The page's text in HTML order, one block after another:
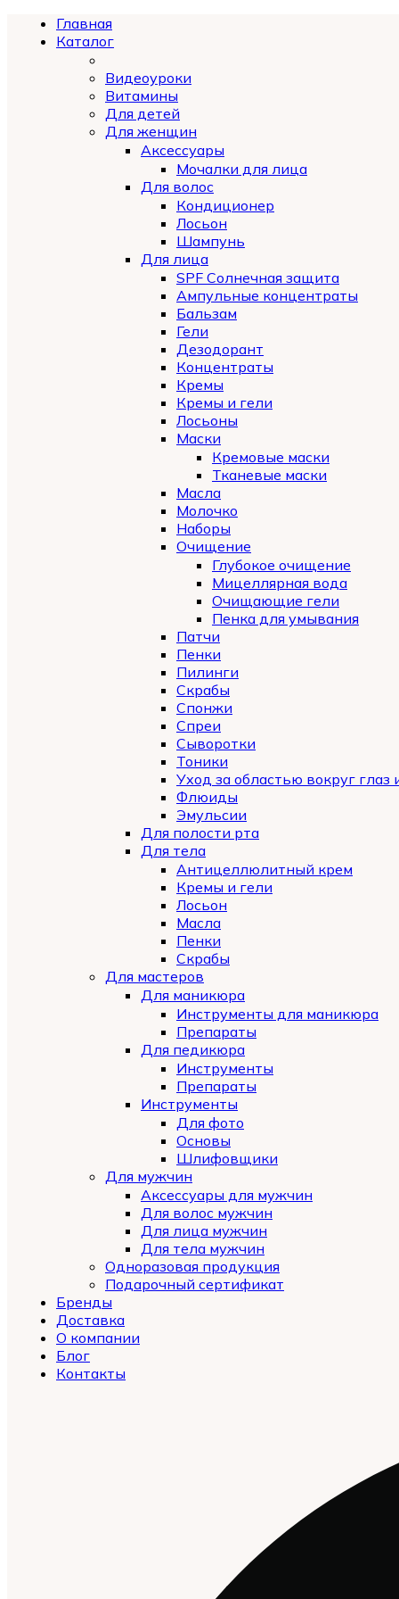
Главная
Каталог
Видеоуроки
Витамины
Для детей
Для женщин
Аксессуары
Мочалки для лица
Для волос
Кондиционер
Лосьон
Шампунь
Для лица
SPF Солнечная защита
Ампульные концентраты
Бальзам
Гели
Дезодорант
Концентраты
Кремы
Кремы и гели
Лосьоны
Маски
Кремовые маски
Тканевые маски
Масла
Молочко
Наборы
Очищение
Глубокое очищение
Мицеллярная вода
Очищающие гели
Пенка для умывания
Патчи
Пенки
Пилинги
Скрабы
Спонжи
Спреи
Сыворотки
Тоники
Уход за областью вокруг глаз
Флюиды
Эмульсии
Для полости рта
Для тела
Антицеллюлитный крем
Кремы и гели
Лосьон
Масла
Пенки
Скрабы
Для мастеров
Для маникюра
Инструменты для маникюра
Препараты
Для педикюра
Инструменты
Препараты
Инструменты
Для фото
Основы
Шлифовщики
Для мужчин
Аксессуары для мужчин
Для волос мужчин
Для лица мужчин
Для тела мужчин
Одноразовая продукция
Подарочный сертификат
Automatically
Hierarchic
Categories
Menu
https://atakanau.blogspot.com/2021/01/
Бренды
Доставка
О компании
Блог
Контакты